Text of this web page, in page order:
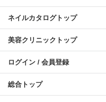
ネイルカタログトップ
美容クリニックトップ
ログイン / 会員登録
総合トップ